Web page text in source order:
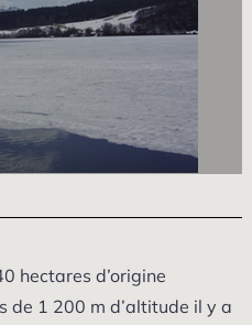
hectares d’origine
de 1 200 m d’altitude il y a